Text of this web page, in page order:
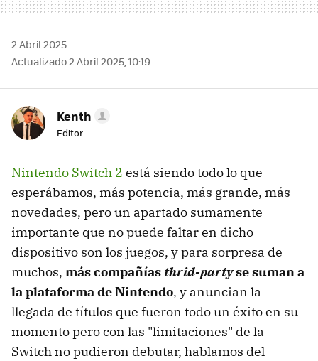
2 Abril 2025
Actualizado 2 Abril 2025, 10:19
Kenth
Editor
Nintendo Switch 2 está siendo todo lo que
esperábamos, más potencia, más grande, más
novedades, pero un apartado sumamente
importante que no puede faltar en dicho
dispositivo son los juegos, y para sorpresa de
muchos, más compañías thrid-partyse suman a
la plataforma de Nintendo, y anuncian la
llegada de títulos que fueron todo un éxito en su
momento pero con las "limitaciones" de la
Switch no pudieron debutar, hablamos del